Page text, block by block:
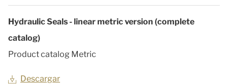
Hydraulic Seals - linear metric version (complete
catalog)
Product catalog Metric
Descargar